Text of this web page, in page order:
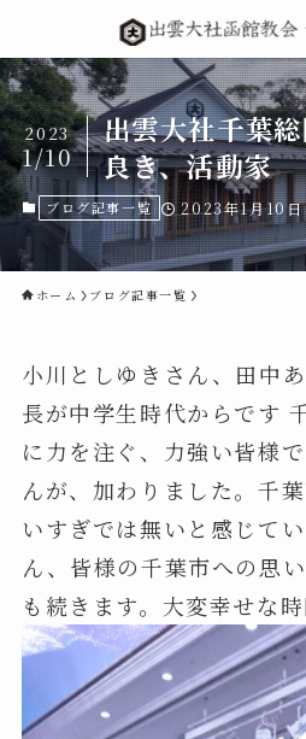
出雲大社千葉
良き、活動家
2023
1/10
ブログ記事一覧 2023年1月10日
ホーム ブログ記事一覧
小川としゆきさん、田中
長が中学生時代からです
に力を注ぐ、力強い皆様
んが、加わりました。千
いすぎでは無いと感じて
ん、皆様の千葉市への思
も続きます。大変幸せな